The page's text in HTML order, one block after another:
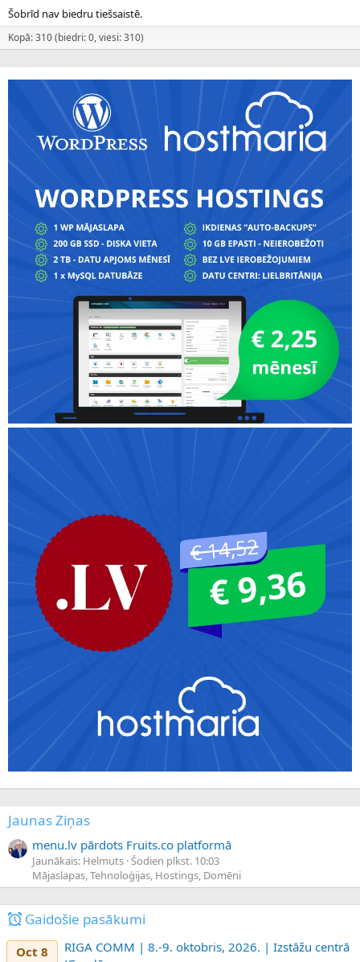
Šobrīd nav biedru tiešsaistē.
Kopā: 310 (biedri: 0, viesi: 310)
Jaunas Ziņas
menu.lv pārdots Fruits.co platformā
Jaunākais: Helmuts Šodien plkst. 10:03
Mājaslapas, Tehnoloģijas, Hostings, Domēni
Gaidošie pasākumi
Oct 8
RIGA COMM | 8.-9. oktobris, 2026. | Izstāžu centrā